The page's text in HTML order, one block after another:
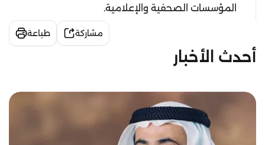
المؤسسات الصحفية والإعلامية.
مشاركة طباعة
أحدث الأخبار